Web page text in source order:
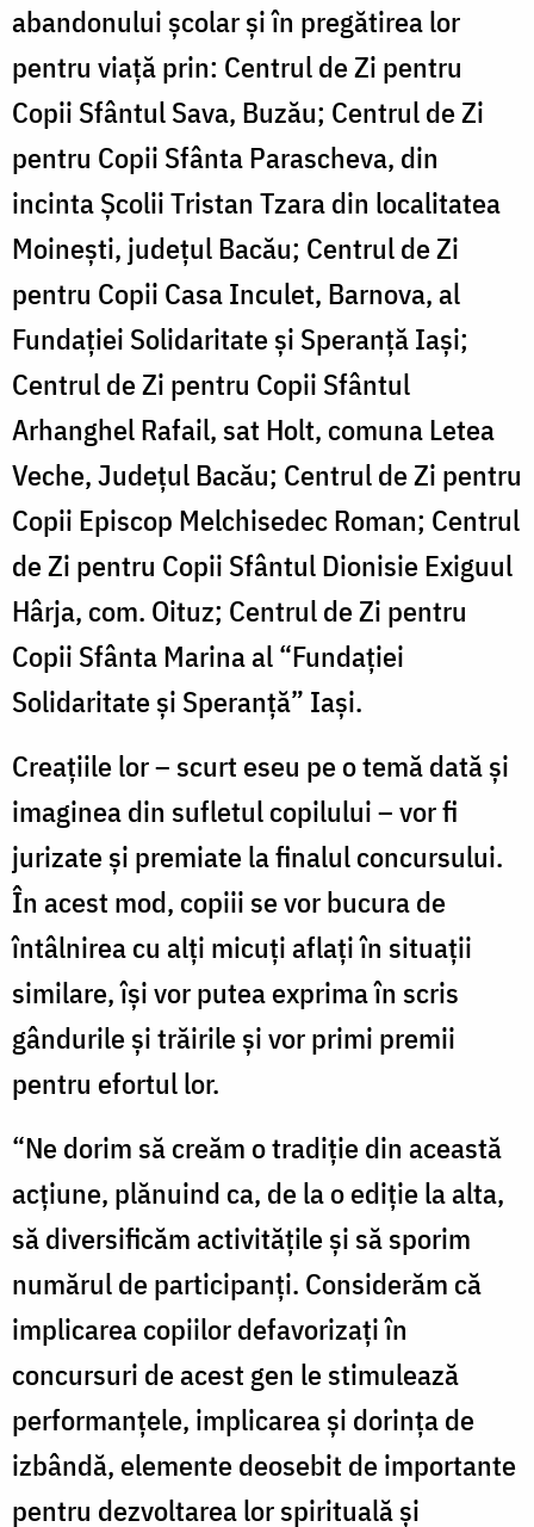
abandonului școlar și în pregătirea lor
pentru viață prin: Centrul de Zi pentru
Copii Sfântul Sava, Buzău; Centrul de Zi
pentru Copii Sfânta Parascheva, din
incinta Şcolii Tristan Tzara din localitatea
Moineşti, județul Bacău; Centrul de Zi
pentru Copii Casa Inculet, Barnova, al
Fundației Solidaritate și Speranță Iași;
Centrul de Zi pentru Copii Sfântul
Arhanghel Rafail, sat Holt, comuna Letea
Veche, Județul Bacău; Centrul de Zi pentru
Copii Episcop Melchisedec Roman; Centrul
de Zi pentru Copii Sfântul Dionisie Exiguul
Hârja, com. Oituz; Centrul de Zi pentru
Copii Sfânta Marina al “Fundației
Solidaritate și Speranță” Iași.
Creațiile lor – scurt eseu pe o temă dată și
imaginea din sufletul copilului – vor fi
jurizate și premiate la finalul concursului.
În acest mod, copiii se vor bucura de
întâlnirea cu alți micuți aflați în situații
similare, își vor putea exprima în scris
gândurile și trăirile și vor primi premii
pentru efortul lor.
“Ne dorim să creăm o tradiție din această
acțiune, plănuind ca, de la o ediție la alta,
să diversificăm activitățile și să sporim
numărul de participanți. Considerăm că
implicarea copiilor defavorizați în
concursuri de acest gen le stimulează
performanțele, implicarea și dorința de
izbândă, elemente deosebit de importante
pentru dezvoltarea lor spirituală și